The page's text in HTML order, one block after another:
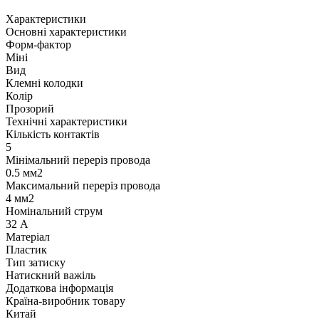
Характеристики
Основні характеристики
Форм-фактор
Міні
Вид
Клемні колодки
Колір
Прозорий
Технічні характеристики
Кількість контактів
5
Мінімальний переріз провода
0.5 мм2
Максимальний переріз провода
4 мм2
Номінальний струм
32 А
Матеріал
Пластик
Тип затиску
Натискний важіль
Додаткова інформація
Країна-виробник товару
Китай